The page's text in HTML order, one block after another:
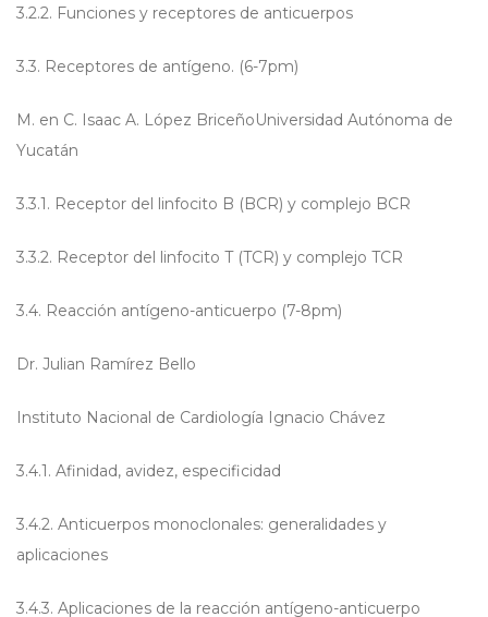
3.2.2. Funciones y receptores de anticuerpos
3.3. Receptores de antígeno. (6-7pm)
M. en C. Isaac A. López BriceñoUniversidad Autónoma de
Yucatán
3.3.1. Receptor del linfocito B (BCR) y complejo BCR
3.3.2. Receptor del linfocito T (TCR) y complejo TCR
3.4. Reacción antígeno-anticuerpo (7-8pm)
Dr. Julian Ramírez Bello
Instituto Nacional de Cardiología Ignacio Chávez
3.4.1. Afinidad, avidez, especificidad
3.4.2. Anticuerpos monoclonales: generalidades y
aplicaciones
3.4.3. Aplicaciones de la reacción antígeno-anticuerpo